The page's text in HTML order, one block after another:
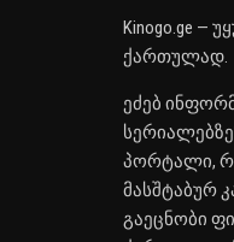
Kinogo.ge —
ქართულად.
ეძებ
პორტალი,
მასშტაბურ
გაეცნობი